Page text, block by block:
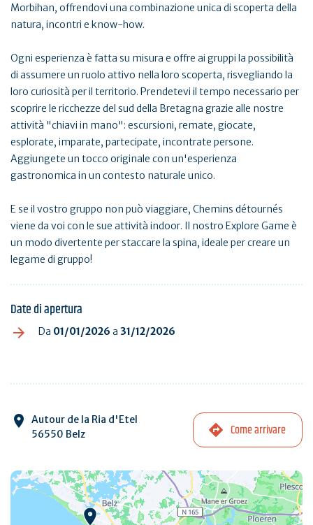
Morbihan, offrendovi una combinazione unica di scoperta della
natura, incontri e know-how.
Ogni esperienza è fatta su misura e offre ai gruppi la possibilità
di assumere un ruolo attivo nella loro scoperta, risvegliando la
loro curiosità per il territorio. Prendetevi il tempo necessario per
scoprire le ricchezze del sud della Bretagna grazie alle nostre
attività "chiavi in mano": escursioni, remate, giocate,
esplorate, imparate, partecipate, incontrate persone.
Aggiungete un tocco originale con un'esperienza
gastronomica in un contesto naturale unico.
E se il vostro gruppo non può viaggiare, Chemins détournés
viene da voi con le sue attività indoor. Il nostro Explore Game è
un modo divertente per staccare la spina, ideale per creare un
legame di gruppo!
Date di apertura
Da 01/01/2026 a 31/12/2026
Autour de la Ria d'Etel
56550 Belz
Come arrivare